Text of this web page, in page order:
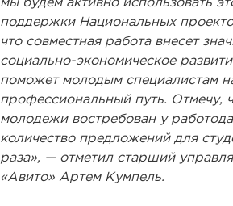
мы будем активно использовать
поддержки Национальных
что совместная работа внесет
социально-экономическое
поможет молодым специалистам
профессиональный путь. Отмечу,
молодежи востребован у
количество предложений для
раза», — отметил старший
«Авито» Артем Кумпель.